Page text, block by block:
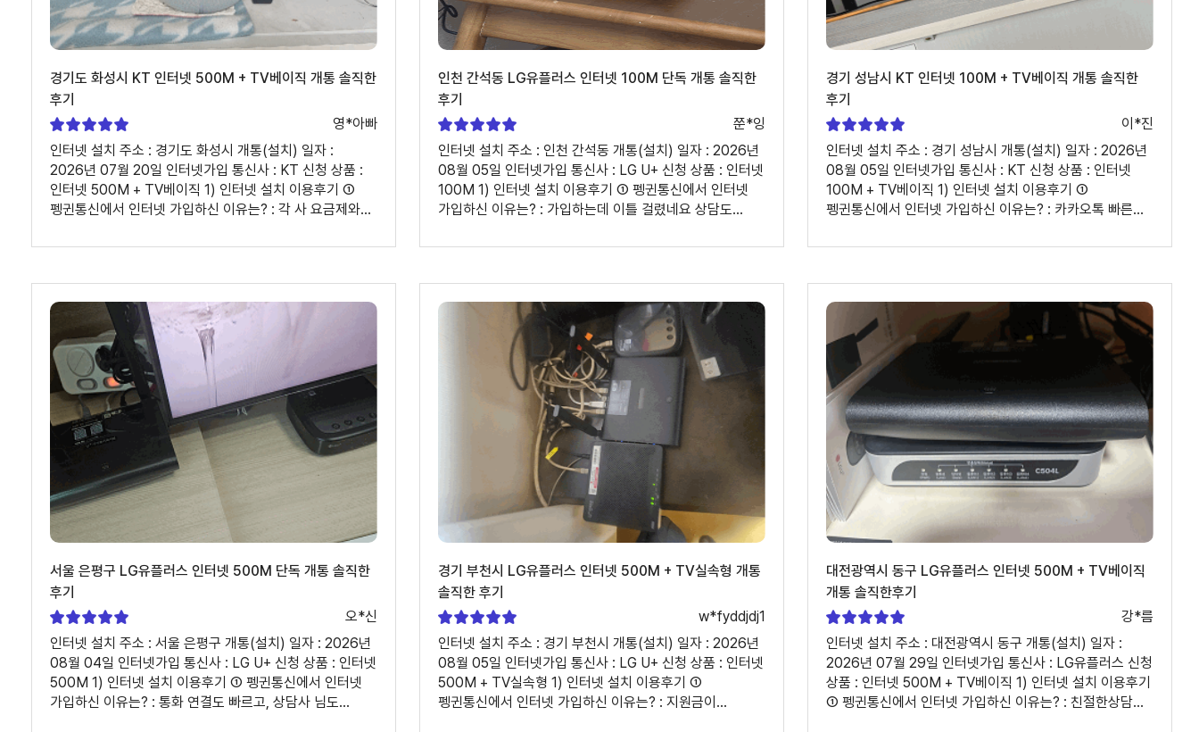
경기도 화성시 KT 인터넷 500M + TV베이직 개통 솔직한
후기
영*아빠
인터넷 설치 주소 : 경기도 화성시 개통(설치) 일자 :
2026년 07월 20일 인터넷가입 통신사 : KT 신청 상품 :
인터넷 500M + TV베이직 1) 인터넷 설치 이용후기 ①
펭귄통신에서 인터넷 가입하신 이유는? : 각 사 요금제와
홈페이지에 들어가지 않아도 됐습니다. 개통 처리 속도가
상담일 기준, 안내전화, 본인인증, 개통까지 일사천리로
빠르게 진행되었고, 해지 손해금, 위약금까지 미리
알려주어서 결정이 편했습니다. 설치 기사 방문은
사전문자, 전화로 두번 안내되어 시간 맞추기 좋았습니다.
통신 품질은 끊김, 지연없이 안정적이었습니다. 2) 상담원
평가 ① 상담원 이름 : 최윤정 상담사님 ② 상담은
어떠셨나요? : 친절함과 설명의 명확함이 매우 좋았고, 요금
권유 시 강매 느낌없이 제 사용량 기준으로 추천해 주신
부분이 특히 마음에 들었습니다. ③ 개선할 부분이 있다면
편하게 말씀해 주세요. : 없습니다.
인천 간석동 LG유플러스 인터넷 100M 단독 개통 솔직한
후기
쭌*잉
인터넷 설치 주소 : 인천 간석동 개통(설치) 일자 : 2026년
08월 05일 인터넷가입 통신사 : LG U+ 신청 상품 : 인터넷
100M 1) 인터넷 설치 이용후기 ① 펭귄통신에서 인터넷
가입하신 이유는? : 가입하는데 이틀 걸렸네요 상담도
가입하시고 사은품 받아가세요 최고!!! ② 인터넷가입,
해야한다는 상황에 막막했습니다. 자취가 처음이고 인터넷
가입도 처음인 상황이라 어떻게 해야하는지도 몰랐구요.
그냥 냅다 펭귄통신에 전화하니 최저가에 최대혜택으로
바로 안내 해주시고 진행 과정도 상세하게 알려주셔서 잘
모르는 저같은 사람도 쉽게 가입했습니다. 정말
어려움이 있었는데 저보다도 더 안타까워 하시고 처리
과정을 알려주셔서 빠르게 정리하고 가입을 진행할 수
편하게 말씀해 주세요. : 없습니다
경기 성남시 KT 인터넷 100M + TV베이직 개통 솔직한
후기
이*진
인터넷 설치 주소 : 경기 성남시 개통(설치) 일자 : 2026년
08월 05일 인터넷가입 통신사 : KT 신청 상품 : 인터넷
100M + TV베이직 1) 인터넷 설치 이용후기 ①
펭귄통신에서 인터넷 가입하신 이유는? : 카카오톡 빠른
어땠나요? : 여러 곳을 알아보았지만 지원금이 가장 많았고
무엇보다 일처리가 워낙 깔끔하고 빨라서 좋았습니다
지인이 소개 한건데 저 또한 지인에게 소개 가능할 것
같습니다 2) 상담원 평가 ① 상담원 이름 : 정소라 상담사
② 상담은 어떠셨나요? : 빠른 답변과 자세한 설명이
좋았습니다 ③ 개선할 부분이 있다면 편하게 말씀해
주세요. : 없습니다
서울 은평구 LG유플러스 인터넷 500M 단독 개통 솔직한
후기
오*신
인터넷 설치 주소 : 서울 은평구 개통(설치) 일자 : 2026년
08월 04일 인터넷가입 통신사 : LG U+ 신청 상품 : 인터넷
500M 1) 인터넷 설치 이용후기 ① 펭귄통신에서 인터넷
가입하신 이유는? : 통화 연결도 빠르고, 상담사 님도
경기 부천시 LG유플러스 인터넷 500M + TV실속형 개통
솔직한 후기
w*fyddjdj1
인터넷 설치 주소 : 경기 부천시 개통(설치) 일자 : 2026년
08월 05일 인터넷가입 통신사 : LG U+ 신청 상품 : 인터넷
500M + TV실속형 1) 인터넷 설치 이용후기 ①
펭귄통신에서 인터넷 가입하신 이유는? : 지원금이
대전광역시 동구 LG유플러스 인터넷 500M + TV베이직
개통 솔직한후기
강*름
인터넷 설치 주소 : 대전광역시 동구 개통(설치) 일자 :
2026년 07월 29일 인터넷가입 통신사 : LG유플러스 신청
상품 : 인터넷 500M + TV베이직 1) 인터넷 설치 이용후기
① 펭귄통신에서 인터넷 가입하신 이유는? : 친절한상담과